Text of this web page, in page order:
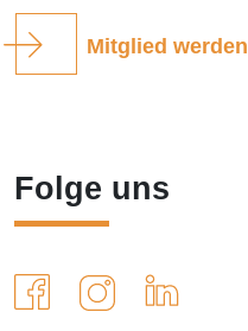
Mitglied werden
Folge uns